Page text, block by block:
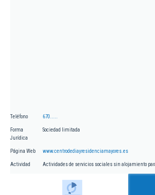
Teléfono 670.....
Forma
Jurídica
Sociedad limitada
Página Web www.centrodediayresidenciamayores.es
Actividad Actividades de servicios sociales sin alojamiento